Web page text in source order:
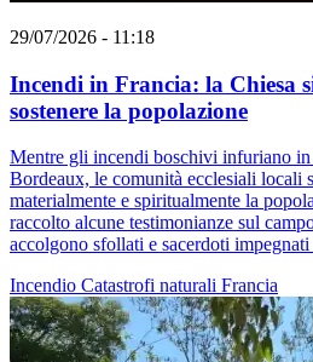
29/07/2026 - 11:18
Incendi in Francia: la Chiesa
sostenere la popolazione
Mentre gli incendi boschivi infuriano
Bordeaux, le comunità ecclesiali locali
materialmente e spiritualmente la
raccolto alcune testimonianze sul
accolgono sfollati e sacerdoti
Incendio Catastrofi naturali Francia